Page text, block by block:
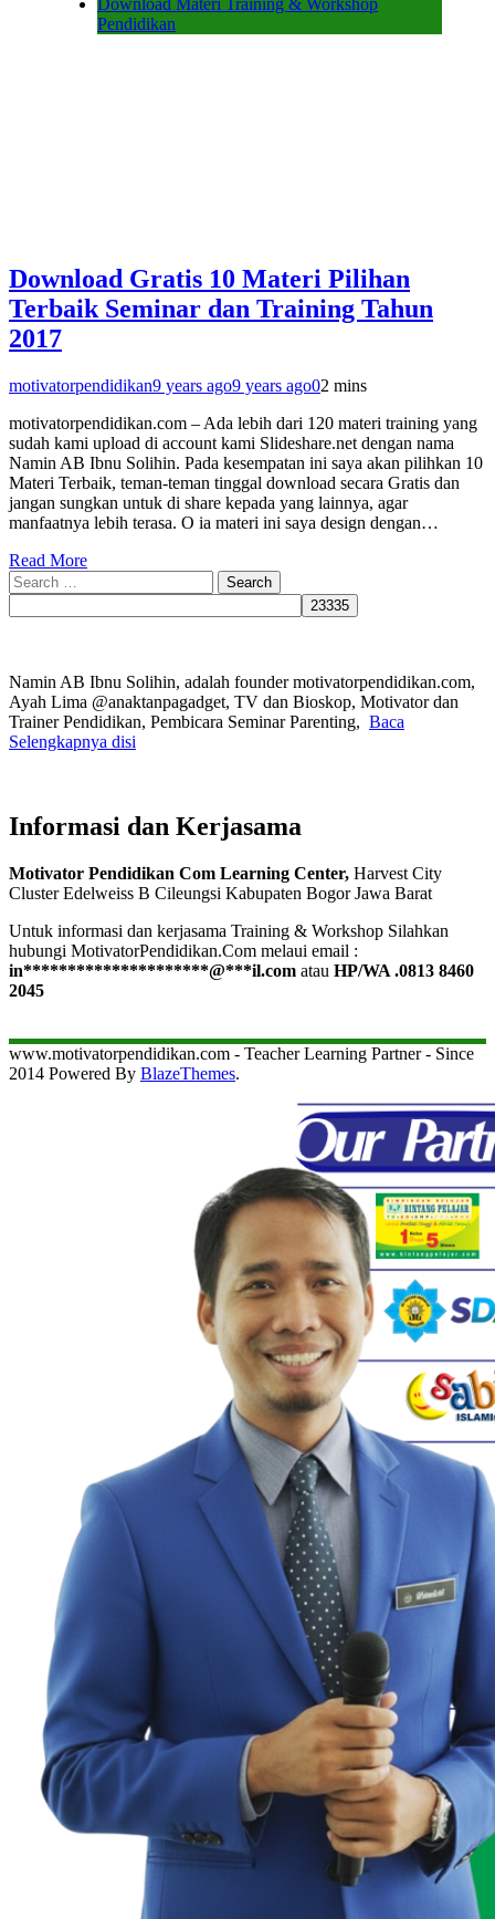
Pendidikan
Download Gratis 10 Materi Pilihan
Terbaik Seminar dan Training Tahun
2017
motivatorpendidikan9 years ago9 years ago02 mins
motivatorpendidikan.com – Ada lebih dari 120 materi training yang
sudah kami upload di account kami Slideshare.net dengan nama
Namin AB Ibnu Solihin. Pada kesempatan ini saya akan pilihkan 10
Materi Terbaik, teman-teman tinggal download secara Gratis dan
jangan sungkan untuk di share kepada yang lainnya, agar
manfaatnya lebih terasa. O ia materi ini saya design dengan…
Read More
Search
for:
Namin AB Ibnu Solihin, adalah founder motivatorpendidikan.com,
Ayah Lima @anaktanpagadget, TV dan Bioskop, Motivator dan
Trainer Pendidikan, Pembicara Seminar Parenting, Baca
Selengkapnya disi
Informasi dan Kerjasama
Motivator Pendidikan Com Learning Center, Harvest City
Cluster Edelweiss B Cileungsi Kabupaten Bogor Jawa Barat
Untuk informasi dan kerjasama Training & Workshop Silahkan
hubungi MotivatorPendidikan.Com melaui email :
in*********************@***il.com atau HP/WA .0813 8460
2045
www.motivatorpendidikan.com - Teacher Learning Partner - Since
2014 Powered By BlazeThemes.